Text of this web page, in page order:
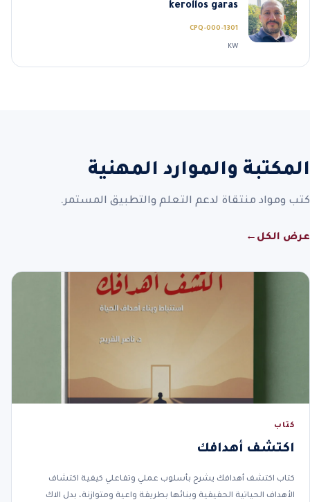
kerollos garas
CPQ-000-1301
KW
المكتبة والموارد المهنية
كتب ومواد منتقاة لدعم التعلم والتطبيق المستمر.
عرض الكل ←
كتاب
اكتشف أهدافك
كتاب اكتشف أهدافك يشرح بأسلوب عملي وتفاعلي كيفية اكتشاف
الأهداف الحياتية الحقيقية وبنائها بطريقة واعية ومتوازنة، بدل الاك